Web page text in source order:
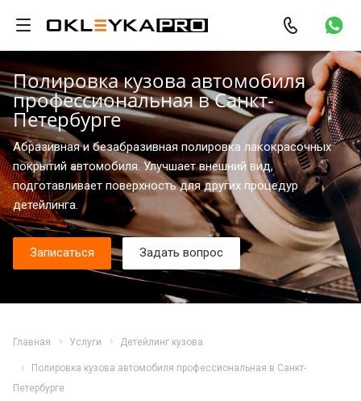
Полировка кузова автомобиля
профессиональная в Санкт-
Петербурге
Абразивная и безабразивная полировка лакокрасочных
покрытий автомобиля. Улучшает внешний вид,
подготавливает поверхность для других процедур
детейлинга.
Записаться Задать вопрос
Главная Услуги Детейлинг кузова
Полировка кузова автомобиля профессиональная в Санкт-
Петербурге